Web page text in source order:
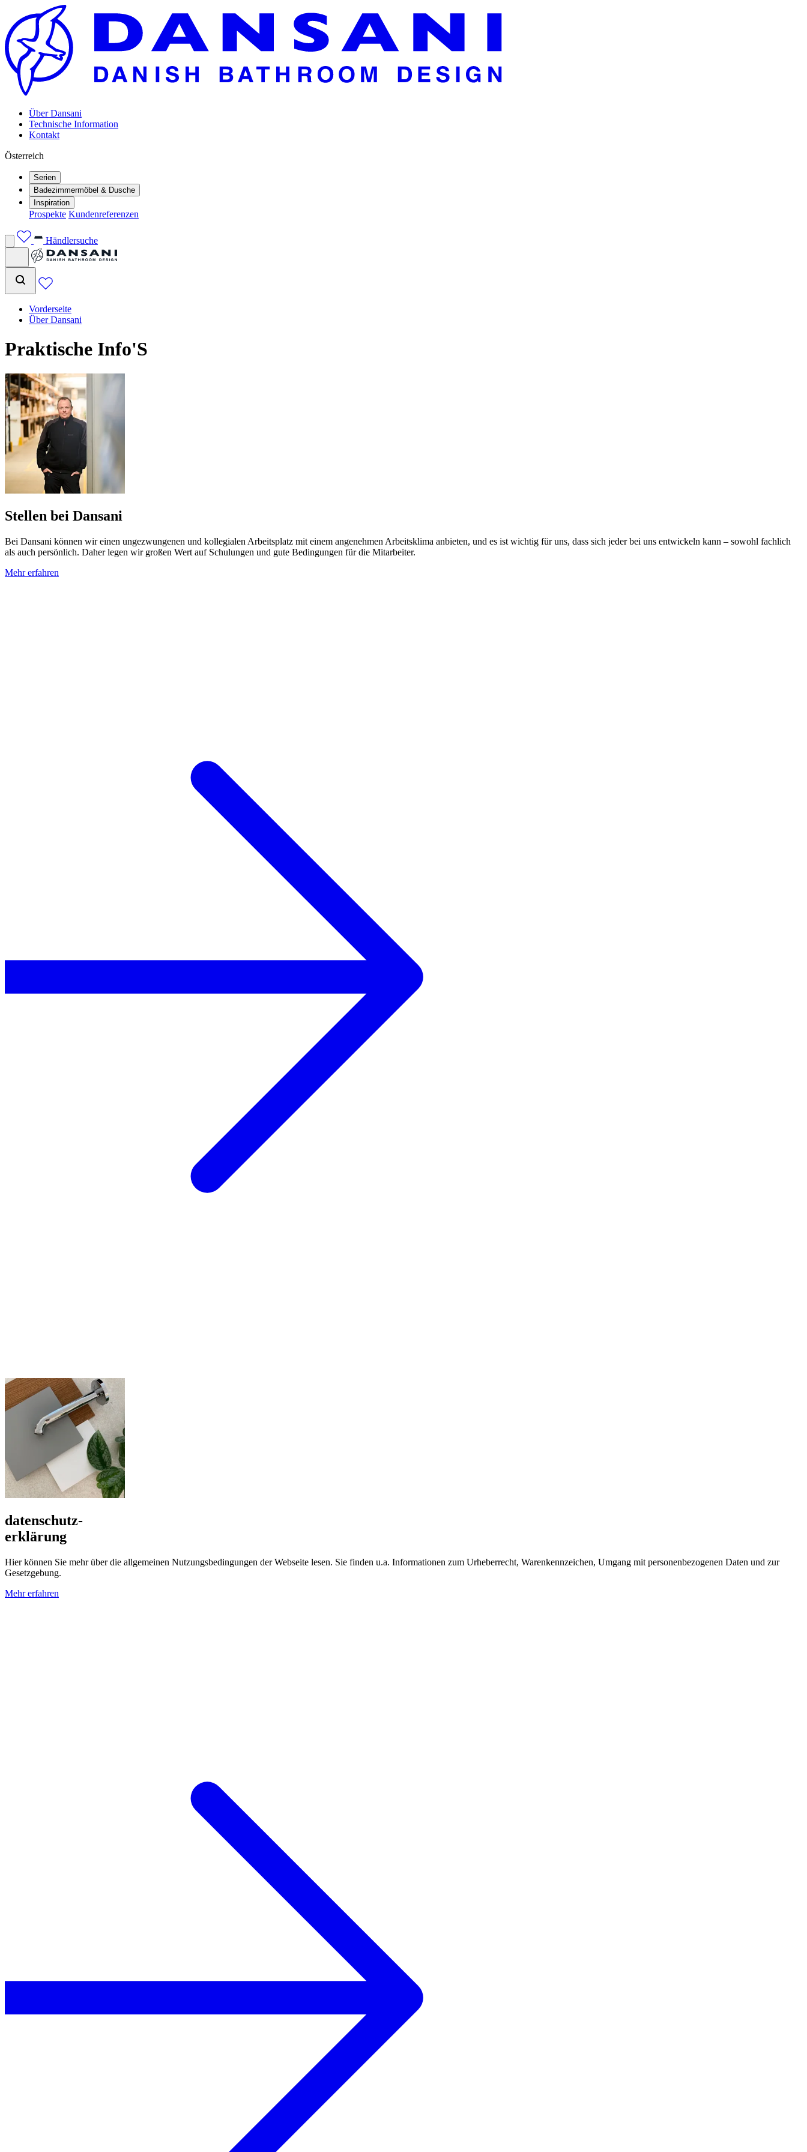
Über Dansani
Technische Information
Kontakt
Österreich
Serien
Badezimmermöbel & Dusche
Inspiration
Prospekte Kundenreferenzen
Händlersuche
Vorderseite
Über Dansani
Praktische Info'S
Stellen bei Dansani
Bei Dansani können wir einen ungezwungenen und kollegialen Arbeitsplatz mit einem angenehmen Arbeitsklima anbieten, und es ist wichtig für uns, dass sich jeder bei uns entwickeln kann – sowohl fachlich
als auch persönlich. Daher legen wir großen Wert auf Schulungen und gute Bedingungen für die Mitarbeiter.
Mehr erfahren
datenschutz-
erklärung
Hier können Sie mehr über die allgemeinen Nutzungsbedingungen der Webseite lesen. Sie finden u.a. Informationen zum Urheberrecht, Warenkennzeichen, Umgang mit personenbezogenen Daten und zur
Gesetzgebung.
Mehr erfahren